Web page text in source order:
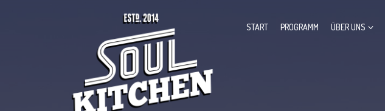
START PROGRAMM ÜBER UNS